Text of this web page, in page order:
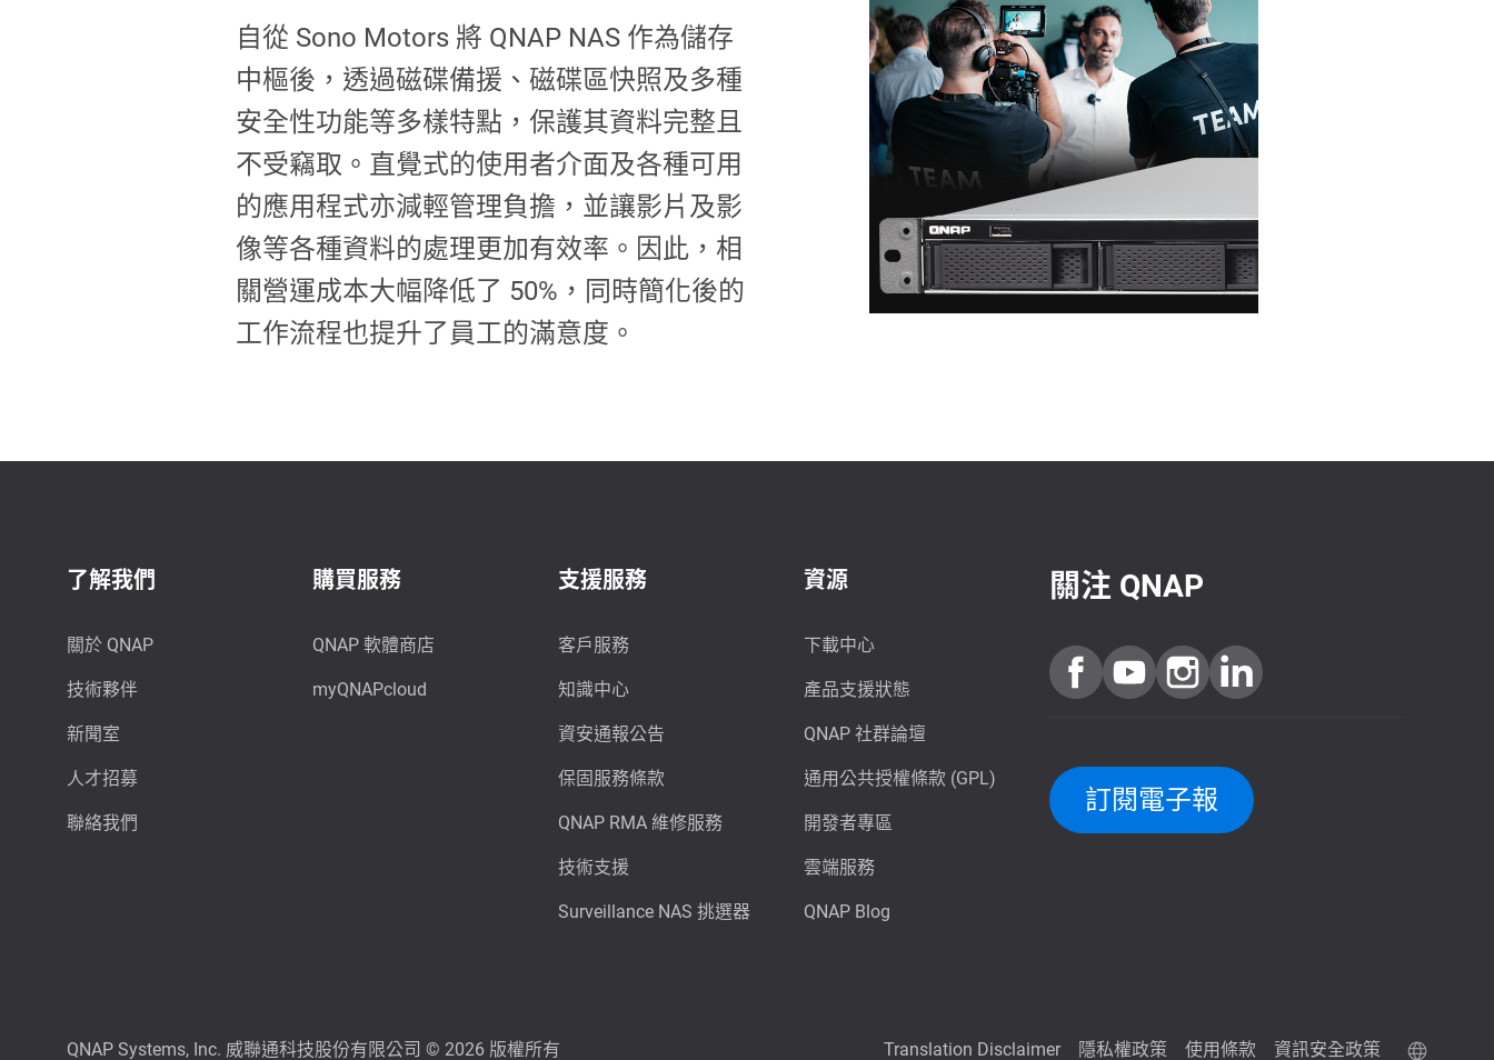
自從 Sono Motors 將 QNAP NAS 作為儲存
中樞後，透過磁碟備援、磁碟區快照及多種
安全性功能等多樣特點，保護其資料完整且
不受竊取。直覺式的使用者介面及各種可用
的應用程式亦減輕管理負擔，並讓影片及影
像等各種資料的處理更加有效率。因此，相
關營運成本大幅降低了 50%，同時簡化後的
工作流程也提升了員工的滿意度。
了解我們
關於 QNAP
技術夥伴
新聞室
人才招募
聯絡我們
購買服務
QNAP 軟體商店
myQNAPcloud
支援服務
客戶服務
知識中心
資安通報公告
保固服務條款
QNAP RMA 維修服務
技術支援
Surveillance NAS 挑選器
資源
下載中心
產品支援狀態
QNAP 社群論壇
通用公共授權條款 (GPL)
開發者專區
雲端服務
QNAP Blog
關注 QNAP
訂閱電子報
QNAP Systems, Inc. 威聯通科技股份有限公司 © 2026 版權所有 Translation Disclaimer 隱私權政策 使用條款 資訊安全政策